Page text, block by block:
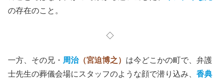
の存在のこと。
◇
一方、 その兄・ 周治（宮迫博之） は今どこかの町で、弁護
士先生の葬儀会場にスタッフのような顔で潜り込み、 香典